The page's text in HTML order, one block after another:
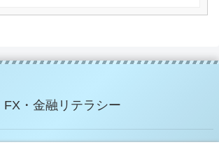
FX・金融リテラシー